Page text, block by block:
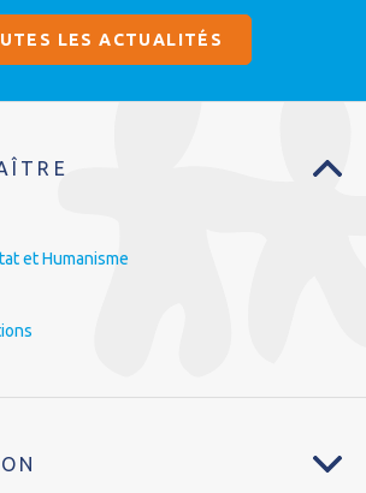
LES ACTUALITÉS
et Humanisme